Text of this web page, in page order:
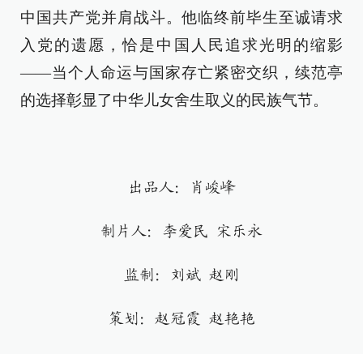
中国共产党并肩战斗。他临终前毕生至诚请求
入党的遗愿，恰是中国人民追求光明的缩影
——当个人命运与国家存亡紧密交织，续范亭
的选择彰显了中华儿女舍生取义的民族气节。
出品人：肖峻峰
制片人：李爱民 宋乐永
监制：刘斌 赵刚
策划：赵冠霞 赵艳艳